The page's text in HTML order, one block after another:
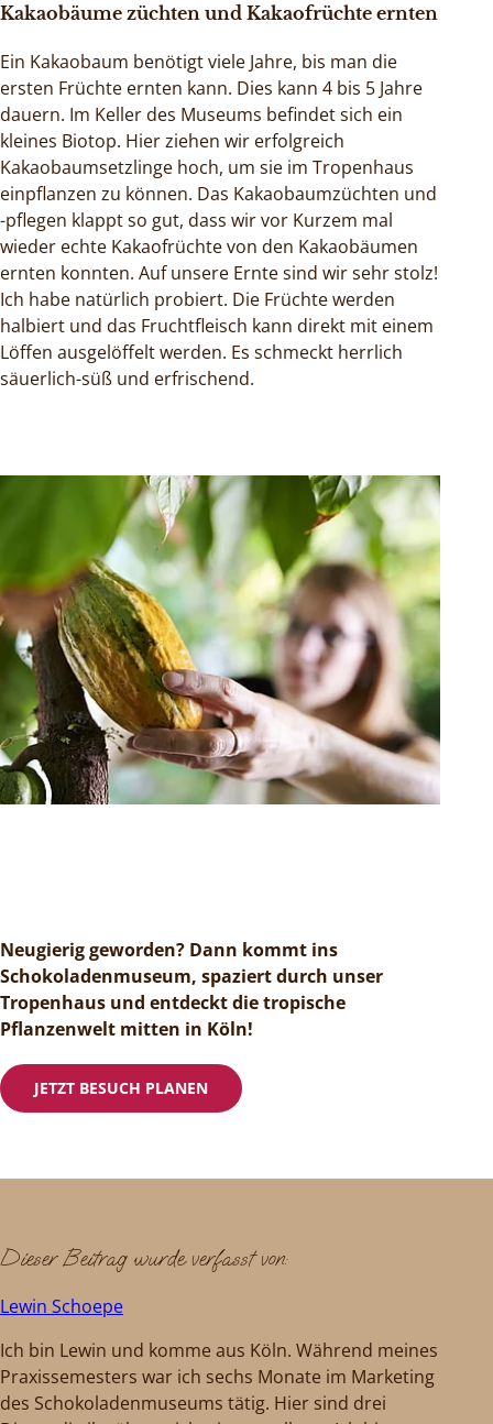
Kakaobäume züchten und Kakaofrüchte ernten
Ein Kakaobaum benötigt viele Jahre, bis man die
ersten Früchte ernten kann. Dies kann 4 bis 5 Jahre
dauern. Im Keller des Museums befindet sich ein
kleines Biotop. Hier ziehen wir erfolgreich
Kakaobaumsetzlinge hoch, um sie im Tropenhaus
einpflanzen zu können. Das Kakaobaumzüchten und
-pflegen klappt so gut, dass wir vor Kurzem mal
wieder echte Kakaofrüchte von den Kakaobäumen
ernten konnten. Auf unsere Ernte sind wir sehr stolz!
Ich habe natürlich probiert. Die Früchte werden
halbiert und das Fruchtfleisch kann direkt mit einem
Löffen ausgelöffelt werden. Es schmeckt herrlich
säuerlich-süß und erfrischend.
Neugierig geworden? Dann kommt ins
Schokoladenmuseum, spaziert durch unser
Tropenhaus und entdeckt die tropische
Pflanzenwelt mitten in Köln!
JETZT BESUCH PLANEN
Dieser Beitrag wurde verfasst von:
Lewin Schoepe
Ich bin Lewin und komme aus Köln. Während meines
Praxissemesters war ich sechs Monate im Marketing
des Schokoladenmuseums tätig. Hier sind drei